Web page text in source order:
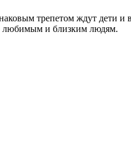
трепетом ждут дети и
любимым и близким людям.